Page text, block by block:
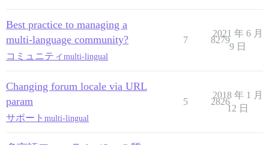
Best practice to managing a
multi-language community?
コミュニティ multi-lingual
7 8279
2021 年 6 月
9 日
Changing forum locale via URL
param
サポート multi-lingual
5 2826
2018 年 1 月
12 日